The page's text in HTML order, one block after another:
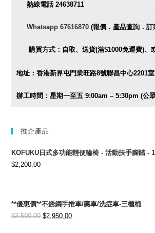
熱線電話 24638711
Whatsapp 67616870 (報價．產品查詢．
購買方式：自取、送貨(滿$1000免運費)、
地址：香港新界屯門業旺路8號聯昌中心2201室
辦工時間：星期一至五 9:00am – 5:30pm (公
推介產品
KOFUKU日式多功能輕便輪椅 - 活動扶手腳踏 -
$2,200.00
**優惠價**不銹鋼手推車/藥車/洗症車-三櫃桶
$3,500.00 Original
$2,950.00Current